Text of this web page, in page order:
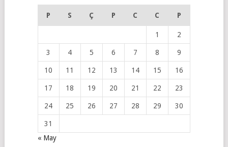
P S Ç P C C P
1 2
3 4 5 6 7 8 9
10 11 12 13 14 15 16
17 18 19 20 21 22 23
24 25 26 27 28 29 30
31
« May